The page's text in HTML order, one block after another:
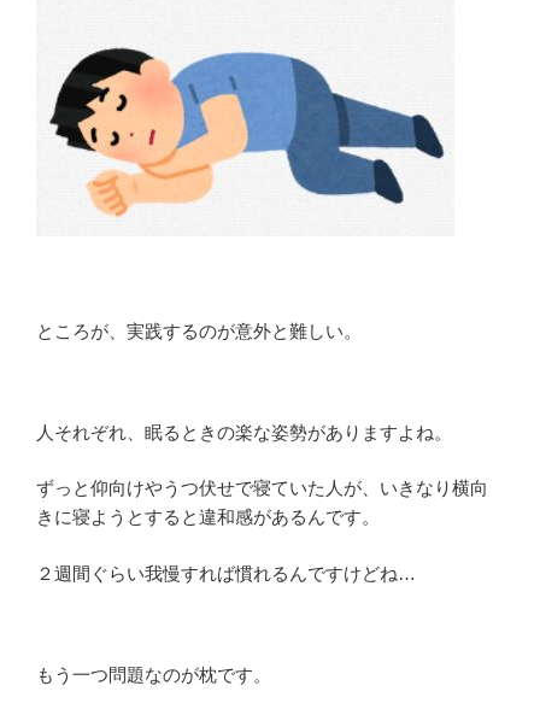
ところが、実践するのが意外と難しい。
人それぞれ、眠るときの楽な姿勢がありますよね。
ずっと仰向けやうつ伏せで寝ていた人が、いきなり横向
きに寝ようとすると違和感があるんです。
２週間ぐらい我慢すれば慣れるんですけどね…
もう一つ問題なのが枕です。